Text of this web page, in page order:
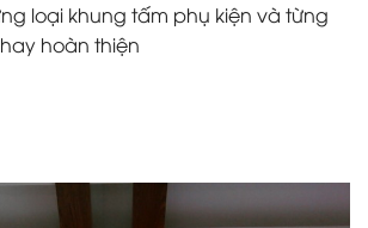
loại khung tấm phụ kiện và từng
hoàn thiện